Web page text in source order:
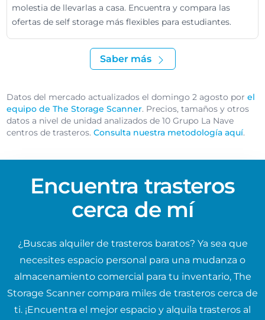
molestia de llevarlas a casa. Encuentra y compara las
ofertas de self storage más flexibles para estudiantes.
Saber más
Datos del mercado actualizados el domingo 2 agosto porel
equipo de The Storage Scanner. Precios, tamaños y otros
datos a nivel de unidad analizados de 10 Grupo La Nave
centros de trasteros.Consulta nuestra metodología aquí.
Encuentra trasteros
cerca de mí
¿Buscas alquiler de trasteros baratos? Ya sea que
necesites espacio personal para una mudanza o
almacenamiento comercial para tu inventario, The
Storage Scanner compara miles de trasteros cerca de
ti. ¡Encuentra el mejor espacio y alquila trasteros al